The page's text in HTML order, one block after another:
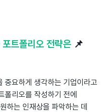
트폴리오 전략은 📌
중요하게 생각하는 기업이라고
폴리오를 작성하기 전에
하는 인재상을 파악하는 데